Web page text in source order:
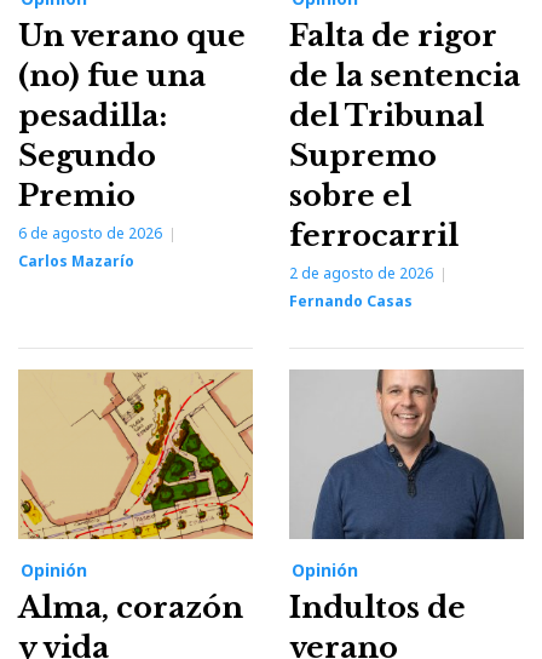
Un verano que
(no) fue una
pesadilla:
Segundo
Premio
6 de agosto de 2026
Carlos Mazarío
Falta de rigor
de la sentencia
del Tribunal
Supremo
sobre el
ferrocarril
2 de agosto de 2026
Fernando Casas
Opinión
Alma, corazón
y vida
Opinión
Indultos de
verano